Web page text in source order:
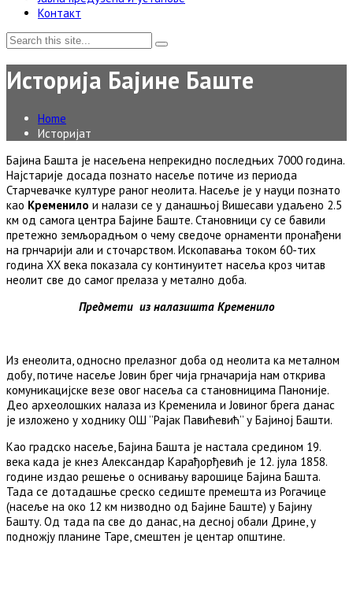
Контакт
Историја Бајине Баште
Home
Историјат
Бајина Башта је насељена непрекидно последњих 7000 година.
Најстарије досада познато насеље потиче из периода
Старчевачке културе раног неолита. Насеље је у науци познато
као Кременило и налази се у данашњој Вишесави удаљено 2.5
км од самога центра Бајине Баште. Становници су се бавили
претежно земљорадњом о чему сведоче орнаменти пронађени
на грнчарији али и сточарством. Ископавања током 60-тих
година XX века показала су континуитет насеља кроз читав
неoлит све до самог прелаза у метално доба.
Предмети из налазишта Кременило
Из енеолита, односно прелазног доба од неолита ка металном
добу, потиче насеље Јовин брег чија грначарија нам открива
комуникацијске везе овог насеља са становницима Паноније.
Део археолошких налаза из Кременила и Јовиног брега данас
је изложено у ходнику ОШ ’’Рајак Павићевић’’ у Бајиној Башти.
Као градско насеље, Бајина Башта је настала средином 19.
века када је кнез Александар Карађорђевић је 12. јула 1858.
године издао решење о оснивању варошице Бајина Башта.
Тада се дотадашње среско седиште премешта из Рогачице
(насеље на око 12 км низводно од Бајине Баште) у Бајину
Башту. Од тада па све до данас, на десној обали Дрине, у
подножју планине Таре, смештен је центар општине.